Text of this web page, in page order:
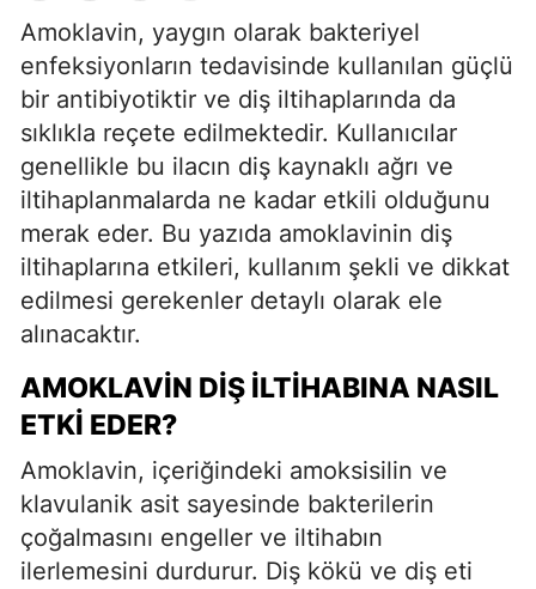
Amoklavin, yaygın olarak bakteriyel
enfeksiyonların tedavisinde kullanılan güçlü
bir antibiyotiktir ve diş iltihaplarında da
sıklıkla reçete edilmektedir. Kullanıcılar
genellikle bu ilacın diş kaynaklı ağrı ve
iltihaplanmalarda ne kadar etkili olduğunu
merak eder. Bu yazıda amoklavinin diş
iltihaplarına etkileri, kullanım şekli ve dikkat
edilmesi gerekenler detaylı olarak ele
alınacaktır.
AMOKLAVIN DIŞ İLTIHABINA NASIL
ETKI EDER?
Amoklavin, içeriğindeki amoksisilin ve
klavulanik asit sayesinde bakterilerin
çoğalmasını engeller ve iltihabın
ilerlemesini durdurur. Diş kökü ve diş eti